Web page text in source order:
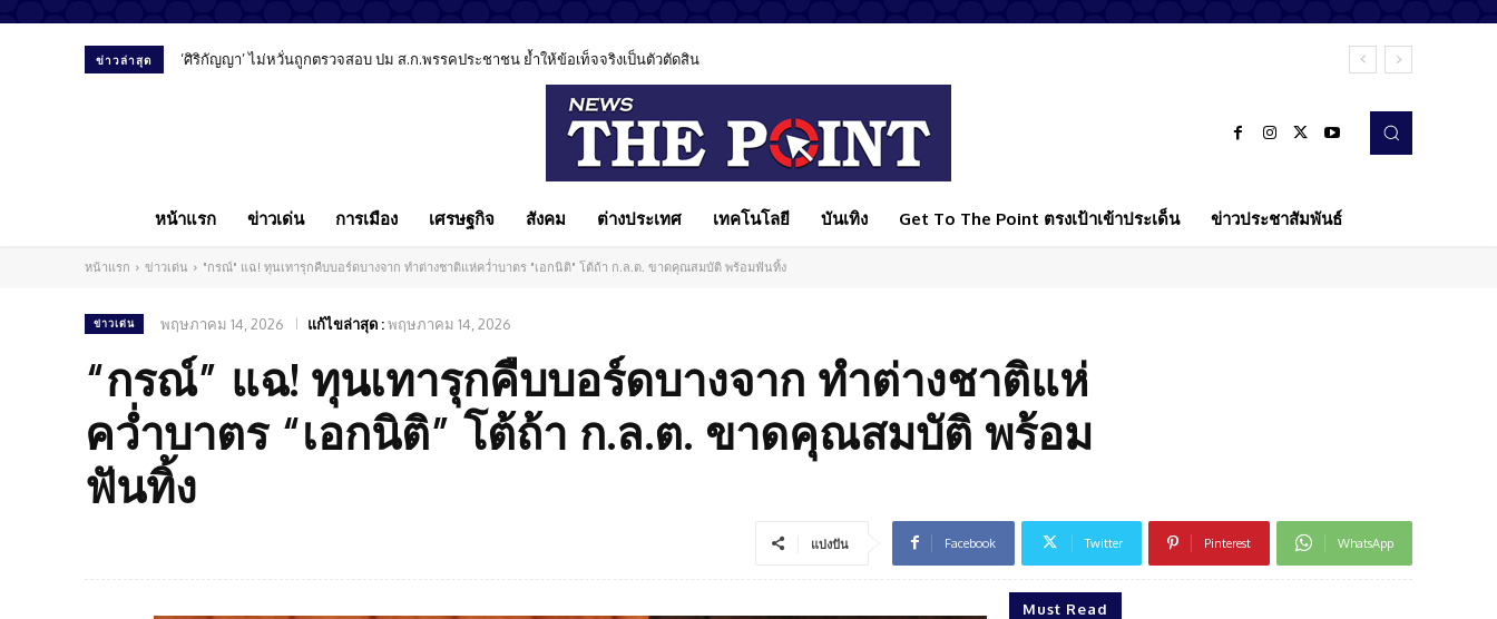
ข่าวล่าสุด ‘ศิริกัญญา’ ไม่หวั่นถูกตรวจสอบ ปม ส.ก.พรรคประชาชน ย้ำให้ข้อเท็จจริงเป็นตัวตัดสิน
สัมภาษณ์พิเศษ “หมอลูกตาล” เปิดมุมมองทันตแพทย์ยุค AI ชี้เทคโนโลยีช่วยรักษาได้ แต่ไม่มีวันแทนหมอได้ทั้งหมด
หน้าแรก ข่าวเด่น การเมือง เศรษฐกิจ สังคม ต่างประเทศ เทคโนโลยี บันเทิง Get To The Point ตรงเป้าเข้าประเด็น ข่าวประชาสัมพันธ์
หน้าแรก ข่าวเด่น "กรณ์" แฉ! ทุนเทารุกคืบบอร์ดบางจาก ทำต่างชาติแห่คว่ำบาตร "เอกนิติ" โต้ถ้า ก.ล.ต. ขาดคุณสมบัติ พร้อมฟันทิ้ง
ข่าวเด่น พฤษภาคม 14, 2026 แก้ไขล่าสุด :พฤษภาคม 14, 2026
“กรณ์” แฉ! ทุนเทารุกคืบบอร์ดบางจาก ทำต่างชาติแห่
คว่ำบาตร “เอกนิติ” โต้ถ้า ก.ล.ต. ขาดคุณสมบัติ พร้อม
ฟันทิ้ง
แบ่งปัน Facebook Twitter Pinterest WhatsApp
Must Read